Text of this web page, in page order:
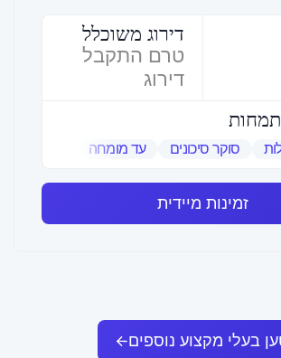
דירוג משוכלל
טרם התקבל
דירוג
סוקר סיכונים עד מומחה
זמינות מיידית
בעלי מקצוע נוספים